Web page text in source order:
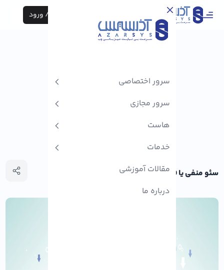
ثبت نام / ورود
سرور اختصاصی
سرور مجازی
هاست
خدمات
مقالات آموزشی
درباره ما
سئو منفی یا Negative SEO چیست؟